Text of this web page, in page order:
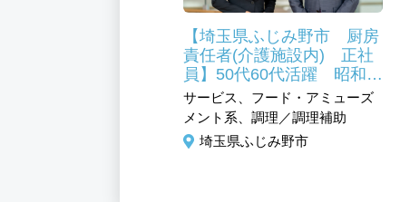
【埼玉県ふじみ野市 厨房
責任者(介護施設内) 正社
員】50代60代活躍 昭和
41年創業のグループ企業！
サービス、フード・アミューズ
メント系、調理／調理補助
埼玉県ふじみ野市